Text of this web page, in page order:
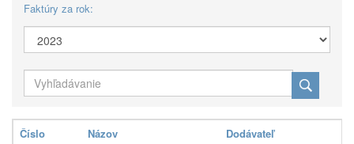
Faktúry za rok:
Číslo Názov
Dodávateľ